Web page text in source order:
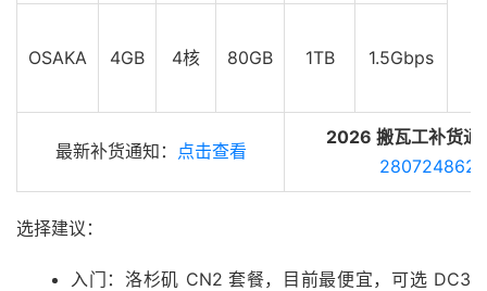
OSAKA
4GB 4核 80GB 1TB 1.5Gbps
最新补货通知： 点击查看
2026 搬瓦工补货通
280724862
选择建议：
入门：洛杉矶 CN2 套餐，目前最便宜，可选 DC3